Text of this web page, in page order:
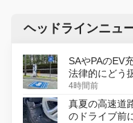
ヘッドラインニュ
SAやPAのEV
法律的にどう
4時間前
真夏の高速道
のドライブ前